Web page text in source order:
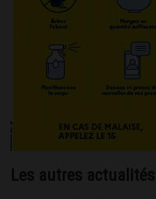
Les autres actualités